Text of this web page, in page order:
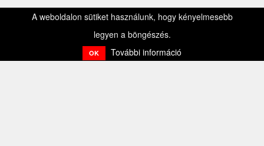
A weboldalon sütiket használunk, hogy kényelmesebb
legyen a böngészés.
OK További információ